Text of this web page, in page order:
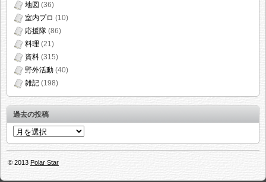
地図 (36)
室内プロ (10)
応援隊 (86)
料理 (21)
資料 (315)
野外活動 (40)
雑記 (198)
過去の投稿
過
の
投
© 2013 Polar Star